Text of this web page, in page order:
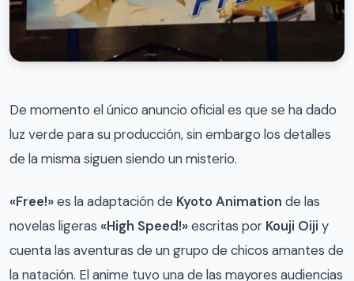
De momento el único anuncio oficial es que se ha dado
luz verde para su producción, sin embargo los detalles
de la misma siguen siendo un misterio.
«Free!»es la adaptación de Kyoto Animation de las
novelas ligeras «High Speed!»escritas por Kouji Oiji y
cuenta las aventuras de un grupo de chicos amantes de
la natación. El anime tuvo una de las mayores audiencias